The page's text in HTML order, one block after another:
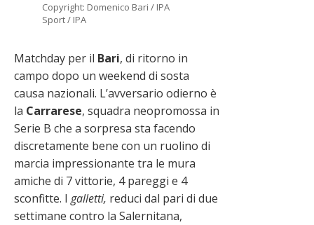
Copyright: Domenico Bari / IPA
Sport / IPA
Matchday per il Bari, di ritorno in
campo dopo un weekend di sosta
causa nazionali. L’avversario odierno è
la Carrarese, squadra neopromossa in
Serie B che a sorpresa sta facendo
discretamente bene con un ruolino di
marcia impressionante tra le mura
amiche di 7 vittorie, 4 pareggi e 4
sconfitte. I galletti, reduci dal pari di due
settimane contro la Salernitana,